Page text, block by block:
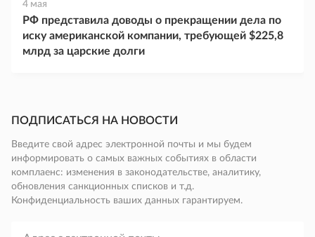
4 мая
РФ представила доводы о прекращении дела по
иску американской компании, требующей $225,8
млрд за царские долги
ПОДПИСАТЬСЯ НА НОВОСТИ
Введите свой адрес электронной почты и мы будем
информировать о самых важных событиях в области
комплаенс: изменения в законодательстве, аналитику,
обновления санкционных списков и т.д.
Конфиденциальность ваших данных гарантируем.